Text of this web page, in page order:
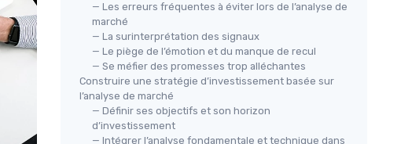
— Les erreurs fréquentes à éviter lors de l’analyse de
marché
— La surinterprétation des signaux
— Le piège de l’émotion et du manque de recul
— Se méfier des promesses trop alléchantes
Construire une stratégie d’investissement basée sur
l’analyse de marché
— Définir ses objectifs et son horizon
d’investissement
— Intégrer l’analyse fondamentale et technique dans